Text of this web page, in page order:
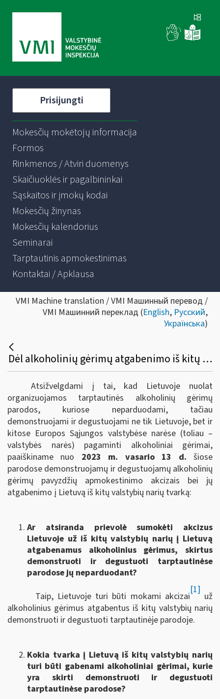
Prisijungti
Mokesčių mokėtojų informacija
Formos
Rinkmenos / Atviri duomenys
Skaičiuoklės ir pagalbininkai
Sąskaitos ir įmokų kodai
Mokesčių žinynas
Mokesčių kalendorius
Seminarai
Tarptautinis apmokestinimas
Kontaktai / Apklausa
VMI Machine translation / VMI Машинный перевод /
VMI Машинний переклад (English, Русский,
Українська)
Dėl alkoholinių gėrimų atgabenimo iš kitų Europos sąjungos valstybių narių į tarptautines parodas Lietuvoje bei akcizų sumokėjimo
Atsižvelgdami į tai, kad Lietuvoje nuolat
organizuojamos tarptautinės alkoholinių gėrimų
parodos, kuriose neparduodami, tačiau
demonstruojami ir degustuojami ne tik Lietuvoje, bet ir
kitose Europos Sąjungos valstybėse narėse (toliau –
valstybės narės) pagaminti alkoholiniai gėrimai,
paaiškiname nuo 2023 m. vasario 13 d. šiose
parodose demonstruojamų ir degustuojamų alkoholinių
gėrimų pavyzdžių apmokestinimo akcizais bei jų
atgabenimo į Lietuvą iš kitų valstybių narių tvarką:
Ar atsiranda prievolė sumokėti akcizus
Lietuvoje už iš kitų valstybių narių į Lietuvą
atgabenamus alkoholinius gėrimus, skirtus
demonstruoti ir degustuoti tarptautinėse
parodose jų neparduodant?
Taip, Lietuvoje turi būti mokami akcizai
[1]
už
alkoholinius gėrimus atgabentus iš kitų valstybių narių
demonstruoti ir degustuoti tarptautinėje parodoje.
Kokia tvarka į Lietuvą iš kitų valstybių narių
turi būti gabenami alkoholiniai gėrimai, kurie
yra skirti demonstruoti ir degustuoti
tarptautinėse parodose?